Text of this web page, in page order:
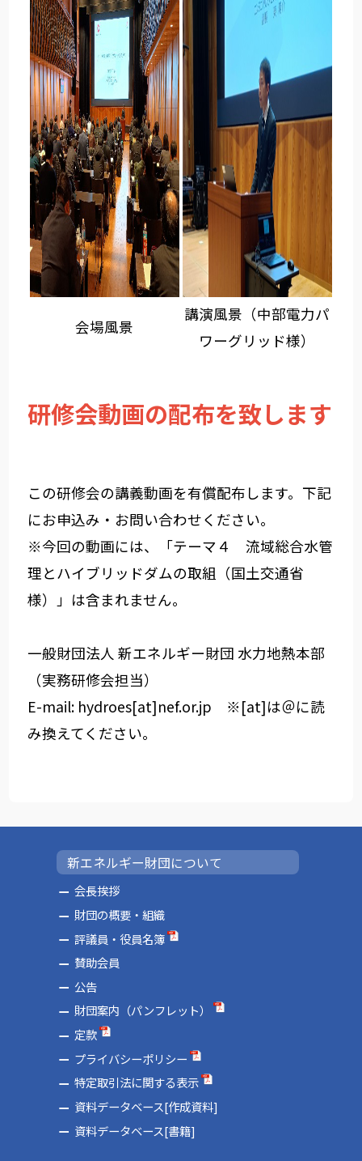
会場風景
講演風景（中部電力パ
ワーグリッド様）
研修会動画の配布を致します
この研修会の講義動画を有償配布します。下記
にお申込み・お問い合わせください。
※今回の動画には、「テーマ４ 流域総合水管
理とハイブリッドダムの取組（国土交通省
様）」は含まれません。
一般財団法人 新エネルギー財団 水力地熱本部
（実務研修会担当）
E-mail: hydroes[at]nef.or.jp ※[at]は＠に読
み換えてください。
新エネルギー財団について
会長挨拶
財団の概要・組織
評議員・役員名簿
賛助会員
公告
財団案内（パンフレット）
定款
プライバシーポリシー
特定取引法に関する表示
資料データベース[作成資料]
資料データベース[書籍]